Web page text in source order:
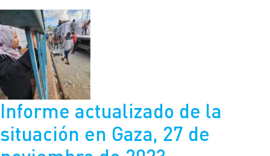
Informe actualizado de la
situación en Gaza, 27 de